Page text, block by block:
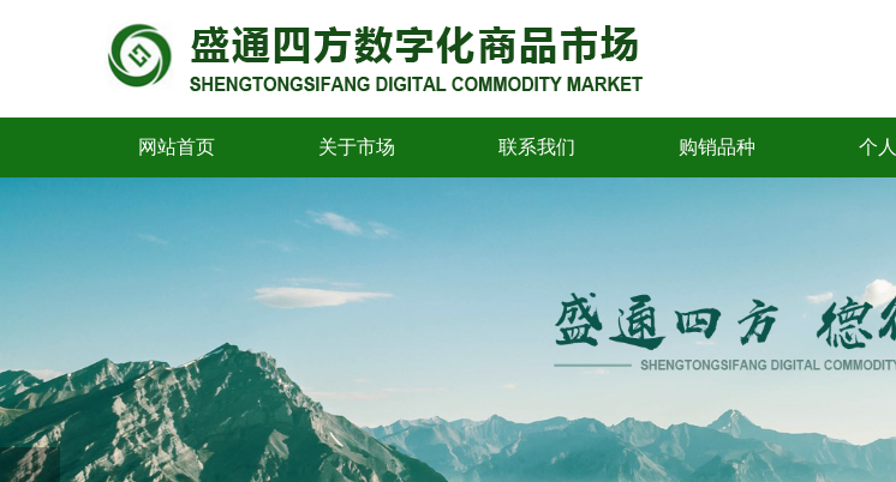
网站首页 关于市场 联系我们 购销品种 个